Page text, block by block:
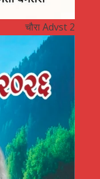
चौरा Advst 2